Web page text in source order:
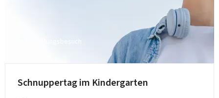
Einrichtungsbesuch
Schnuppertag im Kindergarten